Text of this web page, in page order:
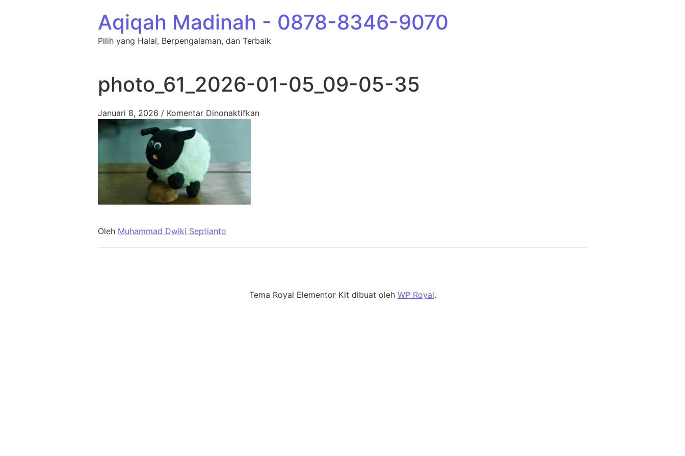
Aqiqah Madinah - 0878-8346-9070
Pilih yang Halal, Berpengalaman, dan Terbaik
photo_61_2026-01-05_09-05-35
Januari 8, 2026 / Komentar Dinonaktifkanpada photo_61_2026-01-05_09-05-35
Oleh Muhammad Dwiki Septianto
Tema Royal Elementor Kit dibuat oleh WP Royal.